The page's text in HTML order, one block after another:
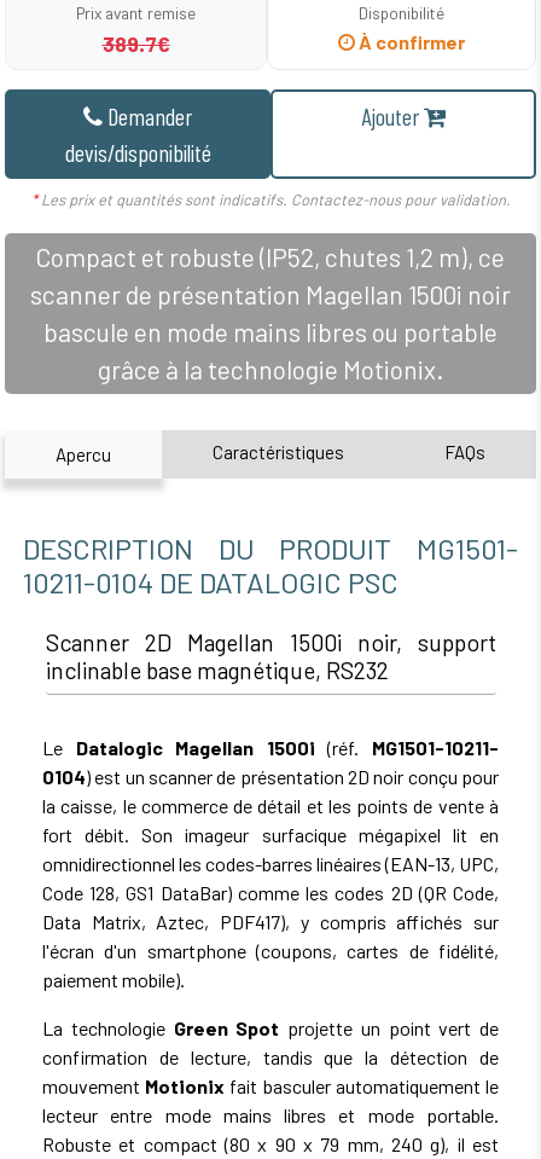
Prix avant remise
389.7€
Disponibilité
À confirmer
Demander
devis/disponibilité
Ajouter
*Les prix et quantités sont indicatifs. Contactez-nous pour validation.
Compact et robuste (IP52, chutes 1,2 m), ce
scanner de présentation Magellan 1500i noir
bascule en mode mains libres ou portable
grâce à la technologie Motionix.
Apercu Caractéristiques FAQs
DESCRIPTION DU PRODUIT MG1501-
10211-0104 DE DATALOGIC PSC
Scanner 2D Magellan 1500i noir, support
inclinable base magnétique, RS232
Le Datalogic Magellan 1500i (réf. MG1501-10211-
0104) est un scanner de présentation 2D noir conçu pour
la caisse, le commerce de détail et les points de vente à
fort débit. Son imageur surfacique mégapixel lit en
omnidirectionnel les codes-barres linéaires (EAN-13, UPC,
Code 128, GS1 DataBar) comme les codes 2D (QR Code,
Data Matrix, Aztec, PDF417), y compris affichés sur
l'écran d'un smartphone (coupons, cartes de fidélité,
paiement mobile).
La technologie Green Spot projette un point vert de
confirmation de lecture, tandis que la détection de
mouvement Motionix fait basculer automatiquement le
lecteur entre mode mains libres et mode portable.
Robuste et compact (80 x 90 x 79 mm, 240 g), il est